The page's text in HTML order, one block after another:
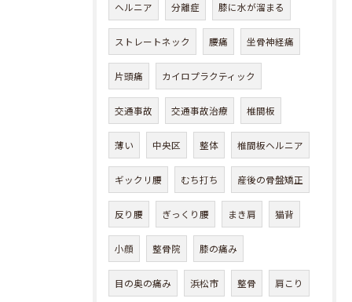
ヘルニア 分離症 膝に水が溜まる
ストレートネック 腰痛 坐骨神経痛
片頭痛 カイロプラクティック
交通事故 交通事故治療 椎間板
薄い 中央区 整体 椎間板ヘルニア
ギックリ腰 むち打ち 産後の骨盤矯正
反り腰 ぎっくり腰 まき肩 猫背
小顔 整骨院 膝の痛み
目の奥の痛み 浜松市 整骨 肩こり